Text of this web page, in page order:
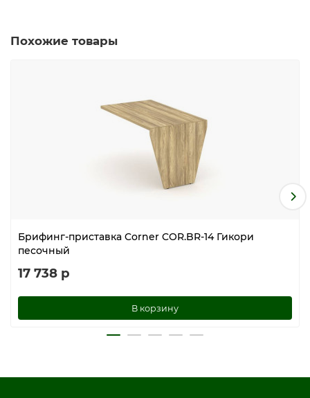
Похожие товары
Брифинг-приставка Corner COR.BR-14 Гикори
песочный
17 738 р
В корзину